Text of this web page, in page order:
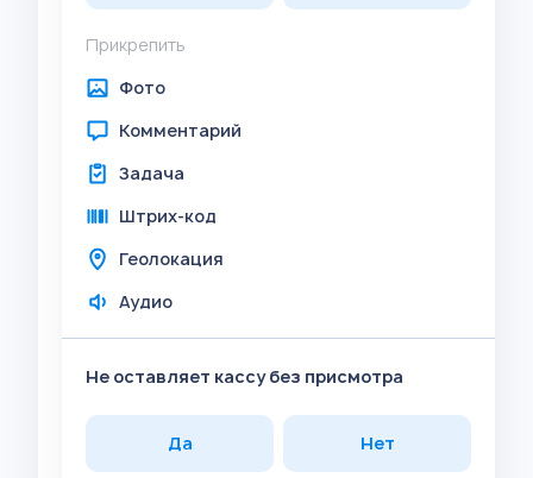
Прикрепить
Фото
Комментарий
Задача
Штрих-код
Геолокация
Аудио
Не оставляет кассу без присмотра
Да Нет